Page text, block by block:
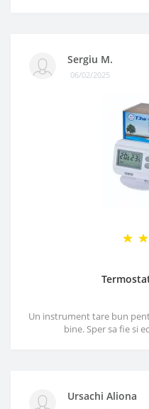
Sergiu M.
06/02/2025
Un instrument tare bun
bine. Sper sa fie si
Ursachi Aliona